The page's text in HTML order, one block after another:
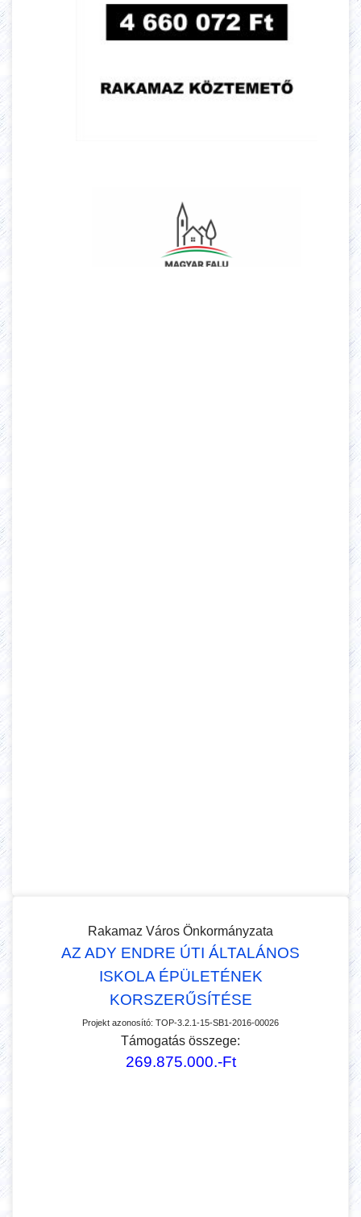
Rakamaz Város Önkormányzata
AZ ADY ENDRE ÚTI ÁLTALÁNOS
ISKOLA ÉPÜLETÉNEK
KORSZERŰSÍTÉSE
Projekt azonosító: TOP-3.2.1-15-SB1-2016-00026
Támogatás összege:
269.875.000.-Ft